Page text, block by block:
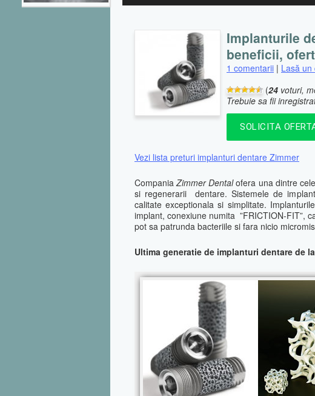
Implanturile
beneficii,
1 comentarii | Lasă un
(24 voturi,
Trebuie sa fii
SOLICITA
Vezi lista preturi implanturi dentare Zimmer
CompaniaZimmer Dentalofera una dintre
si regenerarii dentare. Sistemele de
calitate exceptionala si simplitate.
implant, conexiune numita ”FRICTION-FIT”,
pot sa patrunda bacteriile si fara nicio
Ultima generatie de implanturi dentare de